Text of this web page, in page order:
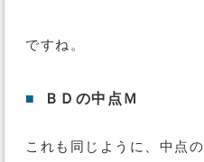
ですね。
■ ＢＤの中点Ｍ
これも同じように、中点